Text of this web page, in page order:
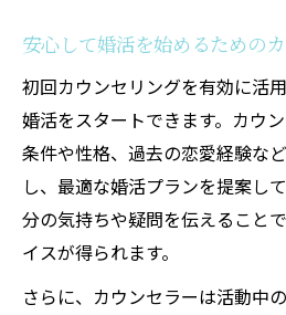
安心して婚活を始めるための
初回カウンセリングを有効に活
婚活をスタートできます。カウ
条件や性格、過去の恋愛経験な
し、最適な婚活プランを提案し
分の気持ちや疑問を伝えること
イスが得られます。
さらに、カウンセラーは活動中